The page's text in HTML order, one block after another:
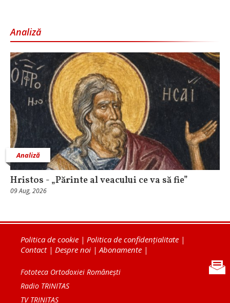
Analiză
Analiză
Hristos - „Părinte al veacului ce va să fie”
09 Aug, 2026
Politica de cookie | Politica de confidențialitate |
Contact| Despre noi |Abonamente |
Fototeca Ortodoxiei Românești
Radio TRINITAS
TV TRINITAS